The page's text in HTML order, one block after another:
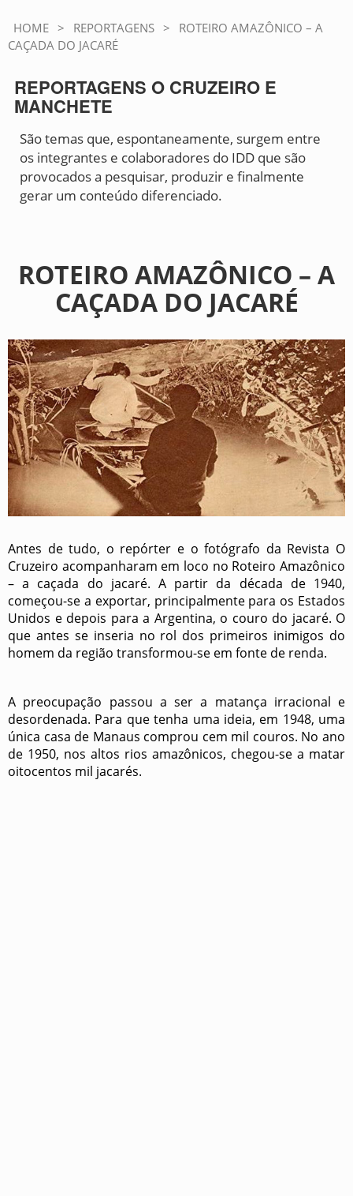
HOME > REPORTAGENS >
ROTEIRO AMAZÔNICO – A
CAÇADA DO JACARÉ
REPORTAGENS O CRUZEIRO E
MANCHETE
São temas que, espontaneamente, surgem entre
os integrantes e colaboradores do IDD que são
provocados a pesquisar, produzir e finalmente
gerar um conteúdo diferenciado.
ROTEIRO AMAZÔNICO – A
CAÇADA DO JACARÉ
Antes de tudo, o repórter e o fotógrafo da Revista O
Cruzeiro acompanharam em loco no Roteiro Amazônico
– a caçada do jacaré. A partir da década de 1940,
começou-se a exportar, principalmente para os Estados
Unidos e depois para a Argentina, o couro do jacaré. O
que antes se inseria no rol dos primeiros inimigos do
homem da região transformou-se em fonte de renda.
A preocupação passou a ser a matança irracional e
desordenada. Para que tenha uma ideia, em 1948, uma
única casa de Manaus comprou cem mil couros. No ano
de 1950, nos altos rios amazônicos, chegou-se a matar
oitocentos mil jacarés.